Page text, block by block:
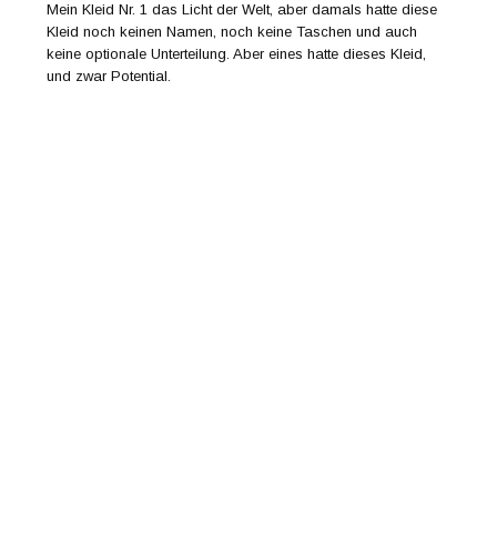
Mein Kleid Nr. 1 das Licht der Welt, aber damals hatte diese
Kleid noch keinen Namen, noch keine Taschen und auch
keine optionale Unterteilung. Aber eines hatte dieses Kleid,
und zwar Potential.